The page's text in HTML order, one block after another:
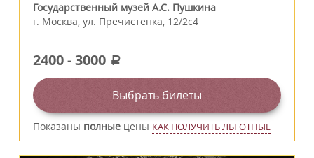
Государственный музей А.С. Пушкина
г. Москва, ул. Пречистенка, 12/2c4
2400-3000 a
Выбрать билеты
Показаны полные цены КАК ПОЛУЧИТЬ ЛЬГОТНЫЕ